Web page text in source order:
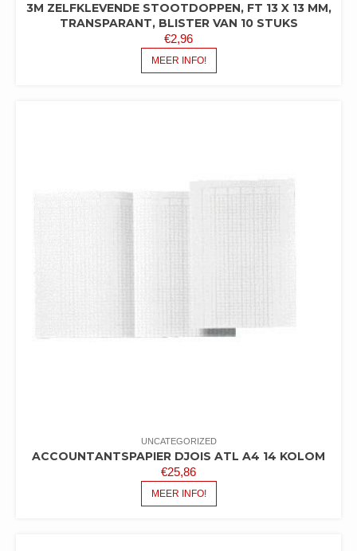
3M ZELFKLEVENDE STOOTDOPPEN, FT 13 X 13 MM,
TRANSPARANT, BLISTER VAN 10 STUKS
€2,96
MEER INFO!
UNCATEGORIZED
ACCOUNTANTSPAPIER DJOIS ATL A4 14 KOLOM
€25,86
MEER INFO!